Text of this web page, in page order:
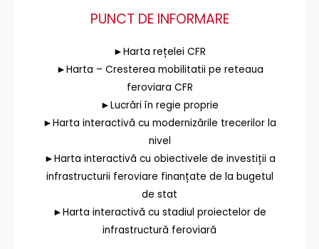
PUNCT DE INFORMARE
►Harta rețelei CFR
►Harta – Cresterea mobilitatii pe reteaua
feroviara CFR
►Lucrări în regie proprie
►Harta interactivă cu modernizările trecerilor la
nivel
►Harta interactivă cu obiectivele de investiții a
infrastructurii feroviare finanțate de la bugetul
de stat
►Harta interactivă cu stadiul proiectelor de
infrastructură feroviară